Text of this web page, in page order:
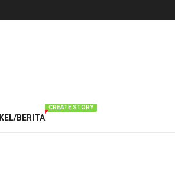
BERITA
CREATE STORY